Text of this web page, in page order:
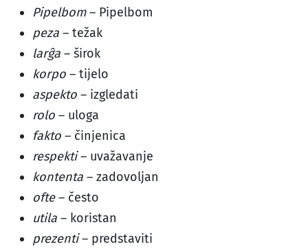
Pipelbom– Pipelbom
peza – težak
larĝa – širok
korpo – tijelo
aspekto – izgledati
rolo – uloga
fakto – činjenica
respekti– uvažavanje
kontenta – zadovoljan
ofte– često
utila – koristan
prezenti– predstaviti